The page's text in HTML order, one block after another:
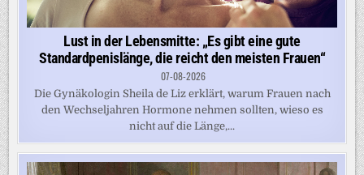
Lust in der Lebensmitte: „Es gibt eine gute
Standardpenislänge, die reicht den meisten Frauen“
07-08-2026
Die Gynäkologin Sheila de Liz erklärt, warum Frauen nach
den Wechseljahren Hormone nehmen sollten, wieso es
nicht auf die Länge,...